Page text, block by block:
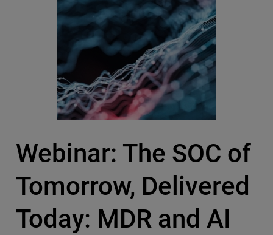
Webinar: The SOC of
Tomorrow, Delivered
Today: MDR and AI